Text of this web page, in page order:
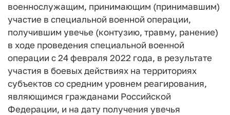
военнослужащим, принимающим (принимавшим)
участие в специальной военной операции,
получившим увечье (контузию, травму, ранение)
в ходе проведения специальной военной
операции с 24 февраля 2022 года, в результате
участия в боевых действиях на территориях
субъектов со средним уровнем реагирования,
являющимся гражданами Российской
Федерации, и на дату получения увечья